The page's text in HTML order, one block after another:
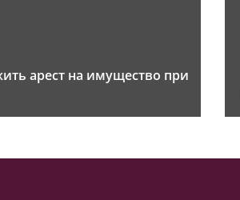
арест на имущество при